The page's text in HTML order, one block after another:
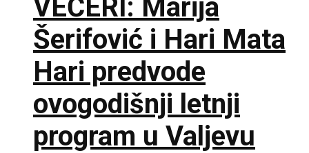
VEČERI: Marija
Šerifović i Hari Mata
Hari predvode
ovogodišnji letnji
program u Valjevu